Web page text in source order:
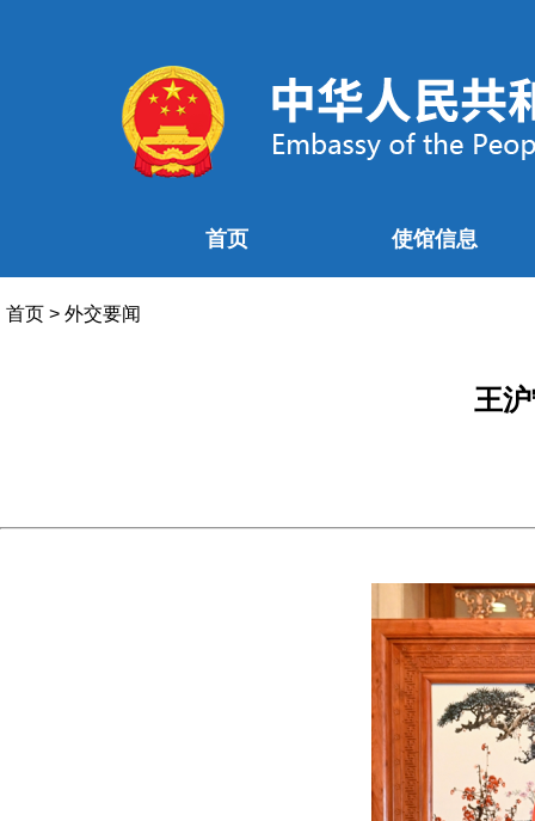
首页 使馆信息
首页 > 外交要闻
王